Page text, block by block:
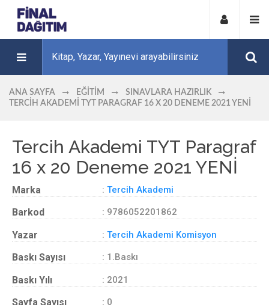
ANA SAYFA EĞITIM
SINAVLARA HAZIRLIK
TERCIH AKADEMI TYT PARAGRAF 16 X 20 DENEME 2021 YENİ
Tercih Akademi TYT Paragraf
16 x 20 Deneme 2021 YENİ
Marka : Tercih Akademi
Barkod : 9786052201862
Yazar : Tercih Akademi Komisyon
Baskı Sayısı : 1.Baskı
Baskı Yılı : 2021
Sayfa Sayısı : 0